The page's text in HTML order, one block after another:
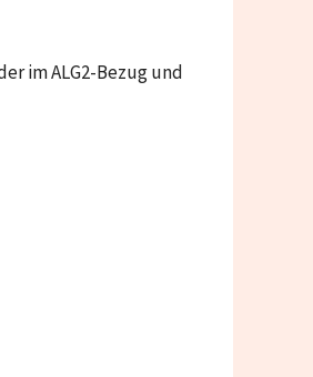
im ALG2-Bezug und